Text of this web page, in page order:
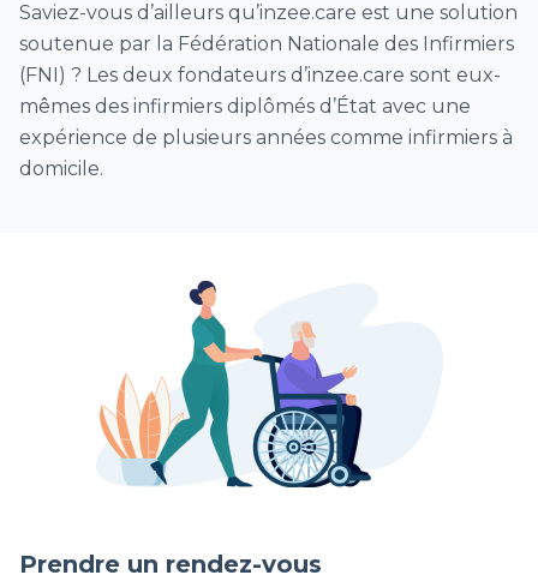
Saviez-vous d’ailleurs qu’inzee.care est une solution
soutenue par la Fédération Nationale des Infirmiers
(FNI) ? Les deux fondateurs d’inzee.care sont eux-
mêmes des infirmiers diplômés d’État avec une
expérience de plusieurs années comme infirmiers à
domicile.
Prendre un rendez-vous